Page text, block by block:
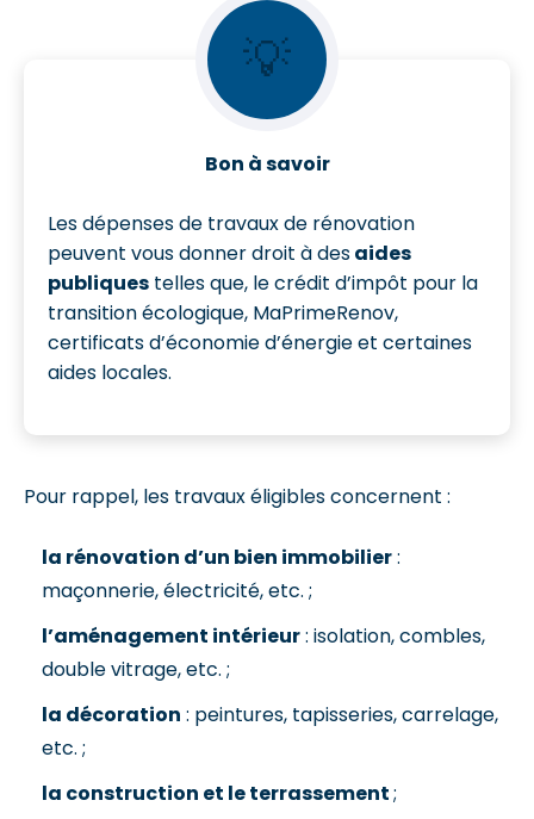
💡
Bon à savoir
Les dépenses de travaux de rénovation
peuvent vous donner droit à desaides
publiques telles que, le crédit d’impôt pour la
transition écologique, MaPrimeRenov,
certificats d’économie d’énergie et certaines
aides locales.
Pour rappel, les travaux éligibles concernent :
la rénovation d’un bien immobilier:
maçonnerie, électricité, etc. ;
l’aménagement intérieur: isolation, combles,
double vitrage, etc. ;
la décoration : peintures, tapisseries, carrelage,
etc. ;
la construction et le terrassement;